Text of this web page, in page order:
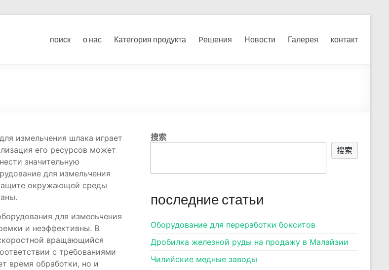
для дробления угля, измельчения печного
поиск о нас Категория продукта Pешения Новости Галерея контакт
измельчения шлака играет
его ресурсов может
значительную
для измельчения
окружающей среды
для измельчения
и неэффективны. В
вращающийся
с требованиями
время обработки, но и
搜索
搜索
последние статьи
Оборудование для переработки бокситов
Дробилка железной руды на продажу в Малайзии
Чилийские медные заводы